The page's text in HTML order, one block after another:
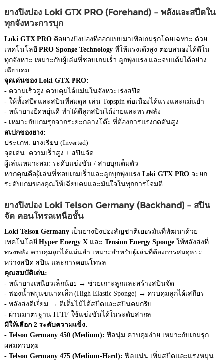
ยางปิงปอง Loki GTX PRO (Forehand) – พลังและสปีดใน
ทุกจังหวะการบุก
Loki GTX PRO คือยางปิงปองที่ออกแบบมาเพื่อเกมรุกโดยเฉพาะ ด้วย
เทคโนโลยี PRO Sponge Technology ที่ให้แรงเด้งสูง ตอบสนองได้ดีใน
ทุกจังหวะ เหมาะกับผู้เล่นที่ชอบเกมเร็ว ลูกพุ่งแรง และจบแต้มได้อย่าง
เฉียบคม
จุดเด่นของ Loki GTX PRO:
- ความเร็วสูง ควบคุมได้แม่นในจังหวะเร่งสปีด
- ให้ทั้งสปีดและสปินที่สมดุล เล่น Topspin ต่อเนื่องได้แรงและแม่นยำ
- หน้ายางยืดหยุ่นดี ทำให้ตีลูกสปินได้ง่ายและทรงพลัง
- เหมาะกับเกมรุกจากระยะกลางโต๊ะ ที่ต้องการแรงกดดันสูง
สเปกของยาง:
ประเภท: ยางเรียบ (Inverted)
จุดเด่น: ความเร็วสูง + สปินจัด
ผู้เล่นเหมาะสม: ระดับแข่งขัน / สายบุกเต็มตัว
หากคุณคือผู้เล่นที่ชอบเกมเร็วและลูกบุกพุ่งแรง Loki GTX PRO จะยก
ระดับเกมของคุณให้เฉียบคมและมั่นใจในทุกการโจมตี
ยางปิงปอง Loki Telson Germany (Backhand) – สปิน
จัด คอนโทรลเหนือชั้น
Loki Telson Germany เป็นยางปิงปองสัญชาติเยอรมันที่พัฒนาด้วย
เทคโนโลยี Hyper Energy X และ Tension Energy Sponge ให้พลังส่งที่
ทรงพลัง ควบคุมลูกได้แม่นยำ เหมาะสำหรับผู้เล่นที่ต้องการสมดุลระ
หว่างสปีด สปิน และการคอนโทรล
คุณสมบัติเด่น:
- หน้ายางเหนียวเล็กน้อย → ช่วยเกาะลูกและสร้างสปินจัด
- ฟองน้ำพรุนขนาดเล็ก (High Elastic Sponge) → ควบคุมลูกได้เสถียร
- พลังส่งดีเยี่ยม → ตีเต็มไม้ได้สปีดและสปินคมกริบ
- ผ่านมาตรฐาน ITTF ใช้แข่งขันได้ในระดับสากล
มีให้เลือก 2 ระดับความแข็ง:
- Telson Germany 450 (Medium): ฟีลนุ่ม ควบคุมง่าย เหมาะกับเกมรุก
ผสมควบคุม
- Telson Germany 475 (Medium-Hard): ฟีลแน่น เพิ่มสปีดและแรงหมุน